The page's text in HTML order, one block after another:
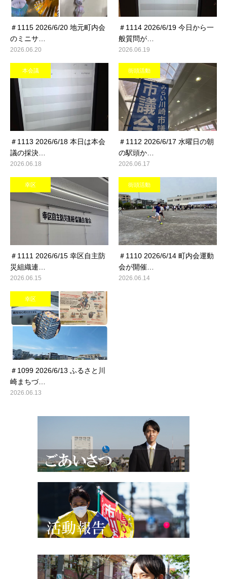
＃1115 2026/6/20 地元町内会
のミニサ…
2026.06.20
＃1114 2026/6/19 今日から一
般質問が…
2026.06.19
本会議
＃1113 2026/6/18 本日は本会
議の採決…
2026.06.18
街頭活動
＃1112 2026/6/17 水曜日の朝
の駅頭か…
2026.06.17
幸区
＃1111 2026/6/15 幸区自主防
災組織連…
2026.06.15
街頭活動
＃1110 2026/6/14 町内会運動
会が開催…
2026.06.14
幸区
＃1099 2026/6/13 ふるさと川
崎まちづ…
2026.06.13